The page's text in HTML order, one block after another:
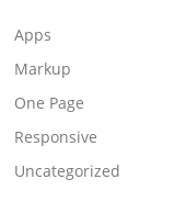
Apps
Markup
One Page
Responsive
Uncategorized